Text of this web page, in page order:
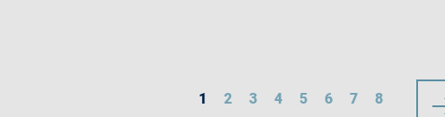
1 2 3 4 5 6 7 8